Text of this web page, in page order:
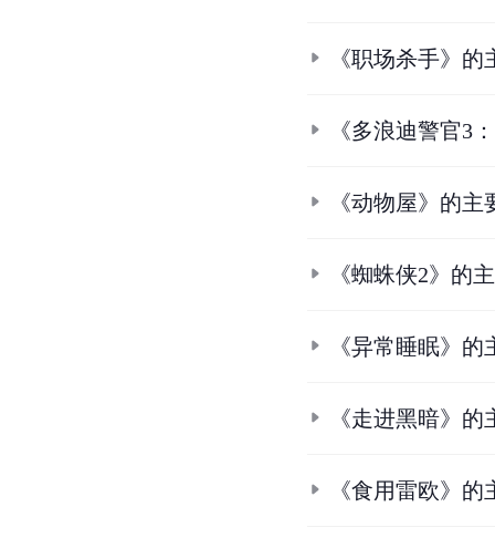
《职场杀手》的
《多浪迪警官3
《动物屋》的主
《蜘蛛侠2》的
《异常睡眠》的
《走进黑暗》的
《食用雷欧》的